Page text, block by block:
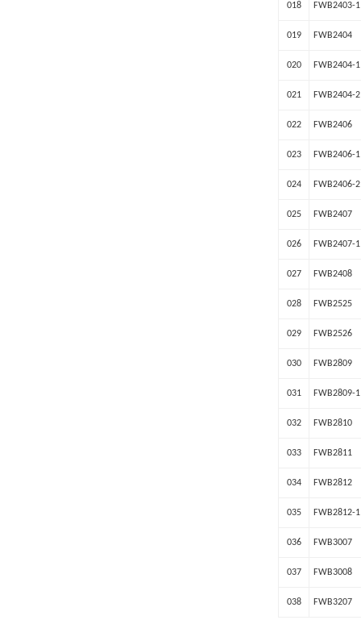
018 FWB2403-1
019 FWB2404
020 FWB2404-1
021 FWB2404-2
022 FWB2406
023 FWB2406-1
024 FWB2406-2
025 FWB2407
026 FWB2407-1
027 FWB2408
028 FWB2525
029 FWB2526
030 FWB2809
031 FWB2809-1
032 FWB2810
033 FWB2811
034 FWB2812
035 FWB2812-1
036 FWB3007
037 FWB3008
038 FWB3207